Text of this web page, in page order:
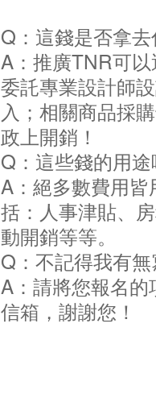
Q：這錢是否拿
A：推廣TNR可
委託專業設計師
入；相關商品採
政上開銷！
Q：這些錢的用
A：絕多數費用
括：人事津貼、
動開銷等等。
Q：不記得我有
A：請將您報名
信箱，謝謝您！